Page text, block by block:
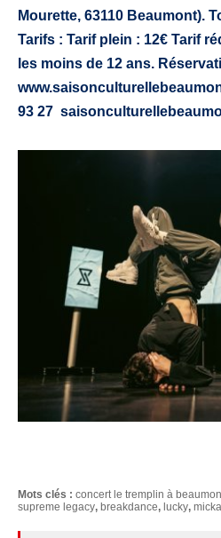
Mourette, 63110 Beaumont).
Tarifs : Tarif plein : 12€ Tarif
les moins de 12 ans.
93 27
Mots clés : concert le tremplin à
supreme legacy, breakdance, lucky,